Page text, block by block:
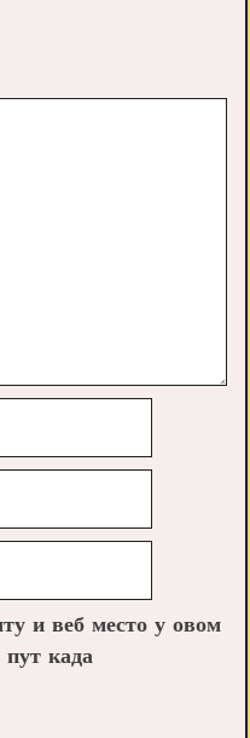
и веб место у овом
пут када